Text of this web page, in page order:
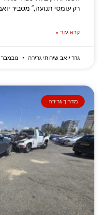
רק עומסי תנועה,” מסביר
קרא עוד »
גרר יואב שירותי גרירה נובמבר 2, 2025
מדריך גרירה